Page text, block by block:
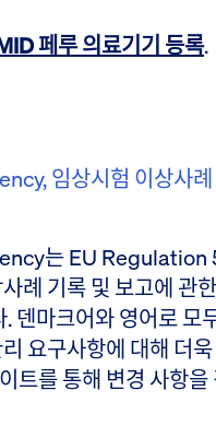
페루 의료기기 등록.
임상시험 이상사례
는 EU Regulation
례 기록 및 보고에 관
덴마크어와 영어로 모
요구사항에 대해 더
트를 통해 변경 사항